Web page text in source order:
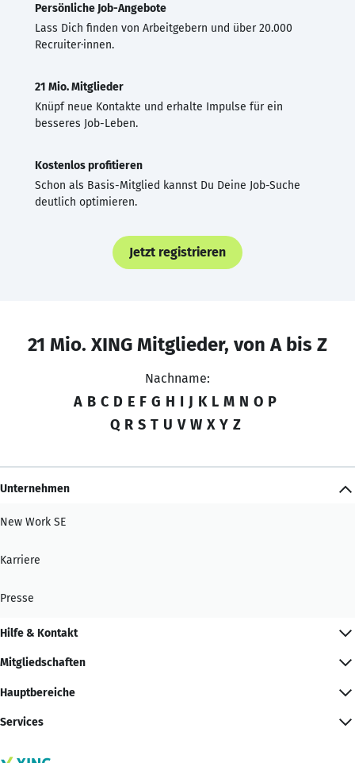
Persönliche Job-Angebote
Lass Dich finden von Arbeitgebern und über 20.000
Recruiter·innen.
21 Mio. Mitglieder
Knüpf neue Kontakte und erhalte Impulse für ein
besseres Job-Leben.
Kostenlos profitieren
Schon als Basis-Mitglied kannst Du Deine Job-Suche
deutlich optimieren.
Jetzt registrieren
21 Mio. XING Mitglieder, von A bis Z
Nachname:
A B C D E F G H I J K L M N O P
Q R S T U V W X Y Z
Unternehmen
New Work SE
Karriere
Presse
Hilfe & Kontakt
Mitgliedschaften
Hauptbereiche
Services